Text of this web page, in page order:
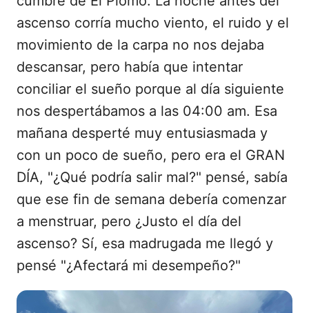
ascenso corría mucho viento, el ruido y el
movimiento de la carpa no nos dejaba
descansar, pero había que intentar
conciliar el sueño porque al día siguiente
nos despertábamos a las 04:00 am. Esa
mañana desperté muy entusiasmada y
con un poco de sueño, pero era el GRAN
DÍA, "¿Qué podría salir mal?" pensé, sabía
que ese fin de semana debería comenzar
a menstruar, pero ¿Justo el día del
ascenso? Sí, esa madrugada me llegó y
pensé "¿Afectará mi desempeño?"